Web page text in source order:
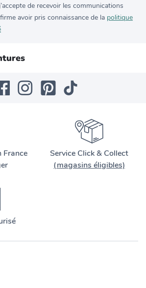
de recevoir les communications
avoir pris connaissance de la politique
France
Service Click & Collect
(magasins éligibles)